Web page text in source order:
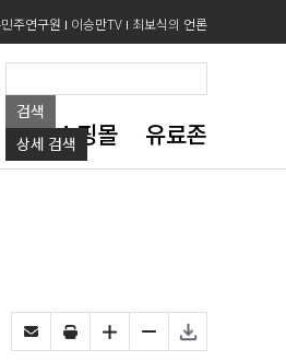
주연구원 이승만TV 최보식의 언론
검색
상세 검색
도서쇼핑몰 유료존